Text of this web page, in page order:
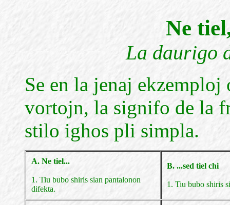
Ne
La daurigo
Se en la jenaj
vortojn, la signifo de la
stilo ighos pli simpla.
A. Ne tiel...
1. Tiu bubo shiris sian pantalonon
difekta.
B. ...sed tiel chi
1. Tiu bubo shiris